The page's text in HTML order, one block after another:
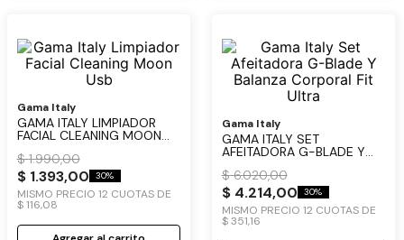
Gama Italy
GAMA ITALY LIMPIADOR
FACIAL CLEANING MOON
$ 1.990,00
$ 1.393,00 30%
MISMO PRECIO 12 CUOTAS DE
$ 116,08
Gama Italy
GAMA ITALY SET
AFEITADORA G-BLADE Y
ULTRA
$ 6.020,00
$ 4.214,00 30%
MISMO PRECIO 12 CUOTAS DE
$ 351,16